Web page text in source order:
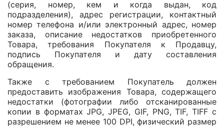
(серия, номер, кем и когда выдан, код
подразделения), адрес регистрации, контактный
номер телефона и/или электронный адрес, номер
заказа, описание недостатков приобретенного
Товара, требования Покупателя к Продавцу,
подпись Покупателя и дату составления
обращения.
Также с требованием Покупатель должен
предоставить изображения Товара, содержащего
недостатки (фотографии либо отсканированные
копии в форматах JPG, JPEG, GIF, PNG, TIF, TIFF с
разрешением не менее 100 DPI, физический размер